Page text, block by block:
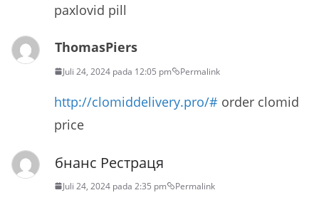
paxlovid pill
ThomasPiers
Juli 24, 2024 pada 12:05 pm Permalink
http://clomiddelivery.pro/# order clomid
price
бнанс Рестраця
Juli 24, 2024 pada 2:35 pm Permalink